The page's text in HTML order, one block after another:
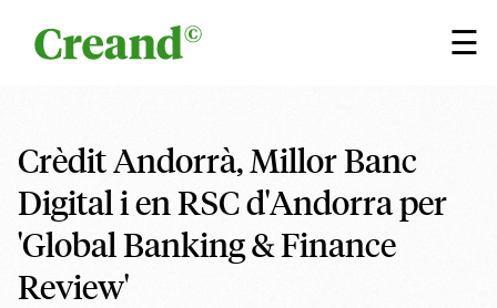
☰
×
Crèdit Andorrà, Millor Banc
Digital i en RSC d'Andorra per
'Global Banking & Finance
Review'